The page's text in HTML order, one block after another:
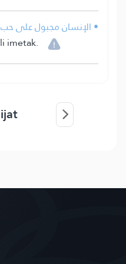
• الإنسان مجبول على حب
imetak.